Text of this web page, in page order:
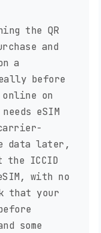
the QR
and
a
before
on
eSIM
data later,
ICCID
with no
that your
some